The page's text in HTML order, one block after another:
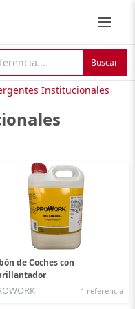
Buscar
Institucionales
de Coches con
1 referencia